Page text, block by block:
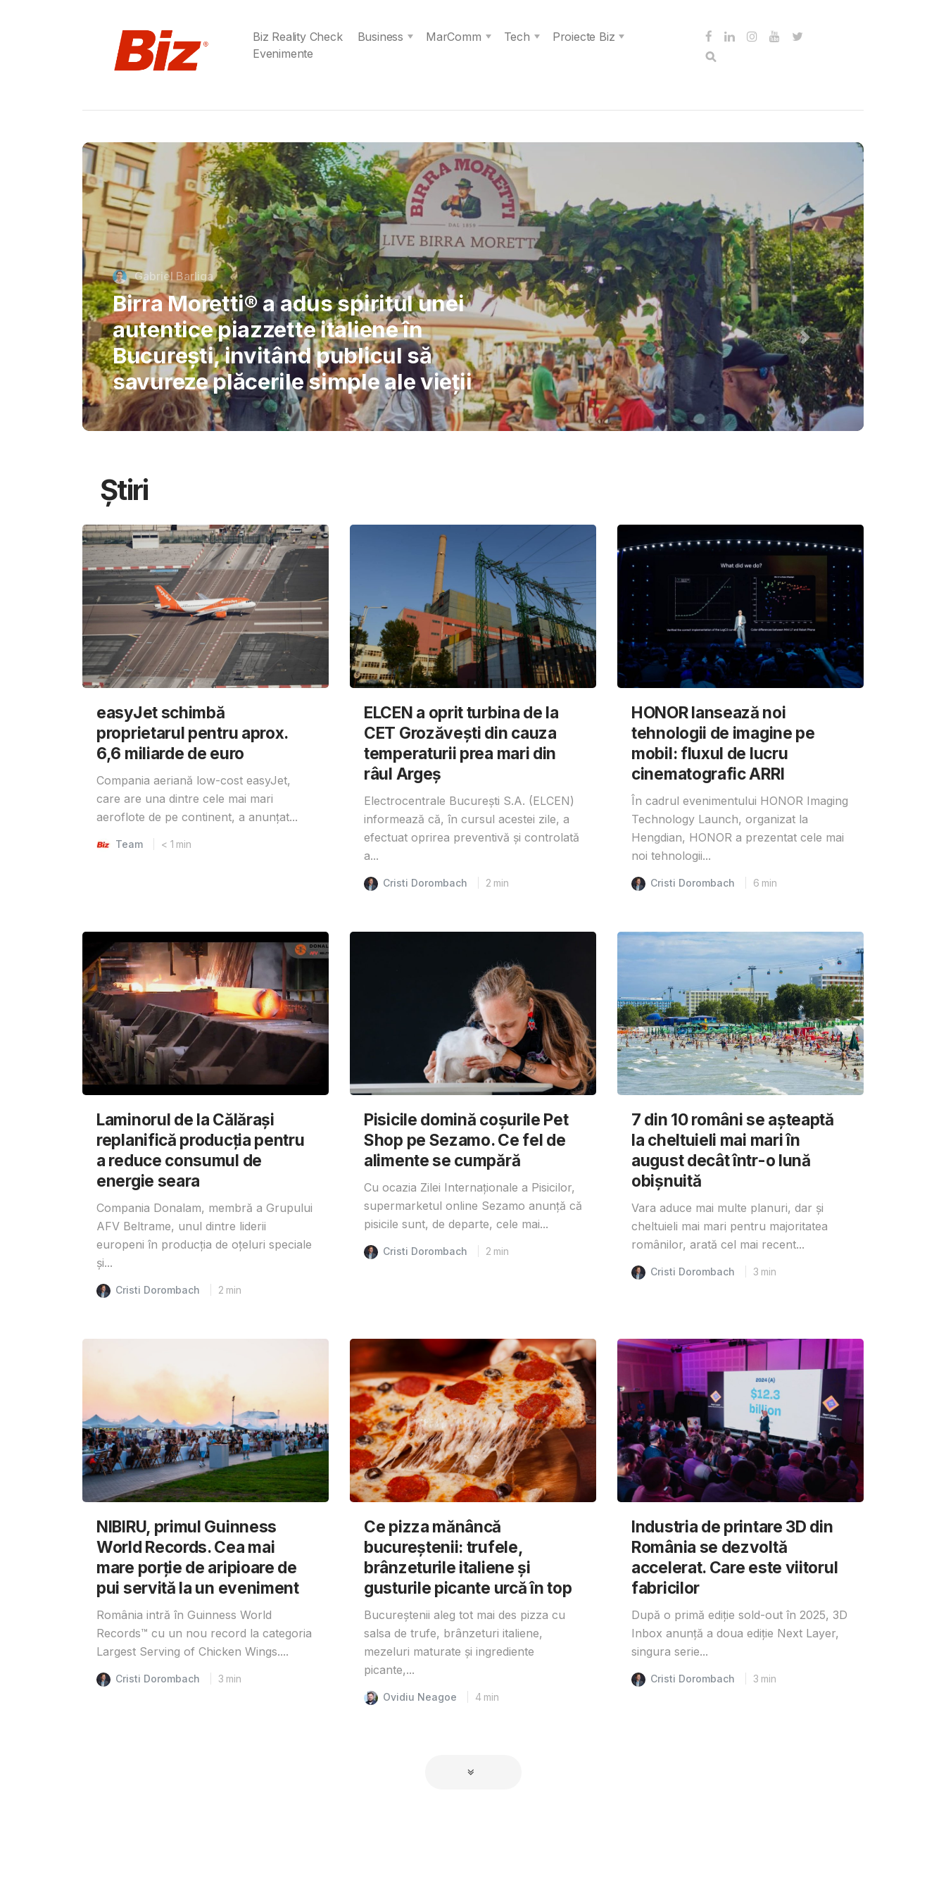
Biz Reality Check Business MarComm Tech
Proiecte Biz
Evenimente
Cristi Dorombach
Richard Joannides, Verita
International School: Școlile nu pot
permite AI-ului să înlocuiască
gândirea elevilor
Știri
easyJet schimbă
proprietarul pentru aprox.
6,6 miliarde de euro
Compania aeriană low-cost easyJet,
care are una dintre cele mai mari
aeroflote de pe continent, a anunțat...
Team < 1 min
ELCEN a oprit turbina de la
CET Grozăvești din cauza
temperaturii prea mari din
râul Argeș
Electrocentrale București S.A. (ELCEN)
informează că, în cursul acestei zile, a
efectuat oprirea preventivă și controlată
a...
Cristi Dorombach 2 min
HONOR lansează noi
tehnologii de imagine pe
mobil: fluxul de lucru
cinematografic ARRI
În cadrul evenimentului HONOR Imaging
Technology Launch, organizat la
Hengdian, HONOR a prezentat cele mai
noi tehnologii...
Cristi Dorombach 6 min
Laminorul de la Călărași
replanifică producția pentru
a reduce consumul de
energie seara
Compania Donalam, membră a Grupului
AFV Beltrame, unul dintre liderii
europeni în producția de oțeluri speciale
și...
Cristi Dorombach 2 min
Pisicile domină coșurile Pet
Shop pe Sezamo. Ce fel de
alimente se cumpără
Cu ocazia Zilei Internaționale a Pisicilor,
supermarketul online Sezamo anunță că
pisicile sunt, de departe, cele mai...
Cristi Dorombach 2 min
7 din 10 români se așteaptă
la cheltuieli mai mari în
august decât într-o lună
obișnuită
Vara aduce mai multe planuri, dar și
cheltuieli mai mari pentru majoritatea
românilor, arată cel mai recent...
Cristi Dorombach 3 min
NIBIRU, primul Guinness
World Records. Cea mai
mare porție de aripioare de
pui servită la un eveniment
România intră în Guinness World
Records™️ cu un nou record la categoria
Largest Serving of Chicken Wings....
Cristi Dorombach 3 min
Ce pizza mănâncă
bucureștenii: trufele,
brânzeturile italiene și
gusturile picante urcă în top
Bucureștenii aleg tot mai des pizza cu
salsa de trufe, brânzeturi italiene,
mezeluri maturate și ingrediente
picante,...
Ovidiu Neagoe 4 min
Industria de printare 3D din
România se dezvoltă
accelerat. Care este viitorul
fabricilor
După o primă ediție sold-out în 2025, 3D
Inbox anunță a doua ediție Next Layer,
singura serie...
Cristi Dorombach 3 min